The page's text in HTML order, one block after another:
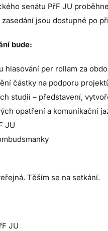
senátu PřF JU
jsou dostupné po
bude:
hlasování per rollam za
částky na podporu
studií – představení,
opatření a komunikační
JU
Těším se na setkání.
JU